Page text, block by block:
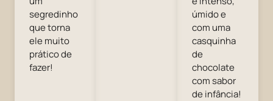
segredinho
que torna
ele muito
prático de
fazer!
úmido e
com uma
casquinha
de
chocolate
com sabor
de infância!